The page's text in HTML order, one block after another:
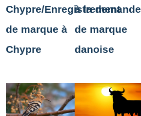
Chypre/Enregistrement
de marque à
Chypre
à la demande
de marque
danoise